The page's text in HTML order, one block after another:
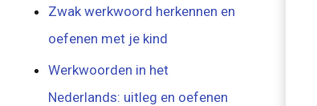
Zwak werkwoord herkennen en
oefenen met je kind
Werkwoorden in het
Nederlands: uitleg en oefenen